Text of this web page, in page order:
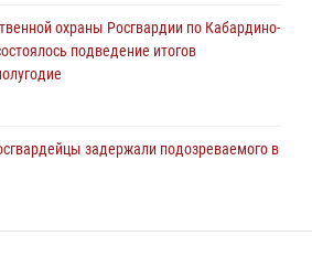
охраны Росгвардии по Кабардино-
подведение итогов
задержали подозреваемого в